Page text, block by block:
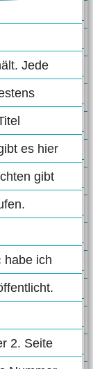
Jede
es hier
gibt
habe ich
2. Seite